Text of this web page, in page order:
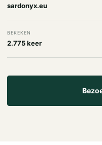
sardonyx.eu
BEKEKEN
2.775 keer